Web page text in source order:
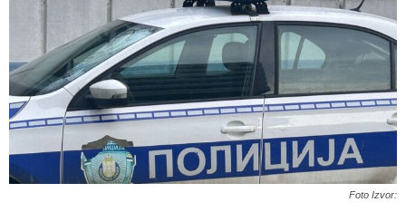
Foto Izvor: